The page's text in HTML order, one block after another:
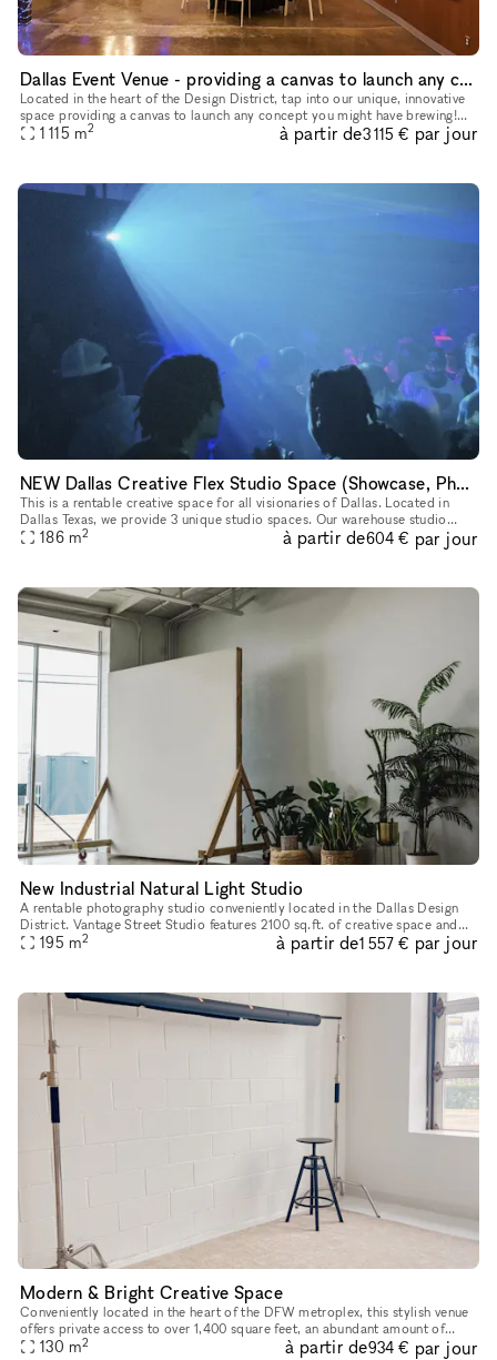
Dallas Event Venue - providing a canvas to launch any concept you might have brewing
Located in the heart of the Design District, tap into our unique, innovative
space providing a canvas to launch any concept you might have brewing!
We have ample free parking and ADA access to accom
1 115 m2 à partir de3 115 € par jour
NEW Dallas Creative Flex Studio Space (Showcase, Photoshoot, Pop Up, Video Shoot)
This is a rentable creative space for all visionaries of Dallas. Located in
Dallas Texas, we provide 3 unique studio spaces. Our warehouse studio
option is perfect for Showcases, Videography, Photosh
186 m2 à partir de604 € par jour
New Industrial Natural Light Studio
A rentable photography studio conveniently located in the Dallas Design
District. Vantage Street Studio features 2100 sq.ft. of creative space and
offers 2 premium studios with brilliant natural ligh
195 m2 à partir de1 557 € par jour
Modern & Bright Creative Space
Conveniently located in the heart of the DFW metroplex, this stylish venue
offers private access to over 1,400 square feet, an abundant amount of
natural light, and a clean white industrial setting w
130 m2 à partir de934 € par jour